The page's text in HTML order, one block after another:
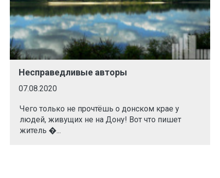
Несправедливые авторы
07.08.2020
Чего только не прочтёшь о донском крае у
людей, живущих не на Дону! Вот что пишет
житель �...